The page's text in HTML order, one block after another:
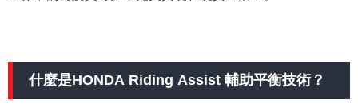
什麼是HONDA Riding Assist 輔助平衡技術？